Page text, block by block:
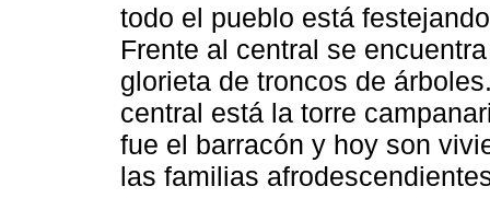
todo el pueblo está
Frente al central se
glorieta de troncos de
central está la torre
fue el barracón y hoy son
las familias